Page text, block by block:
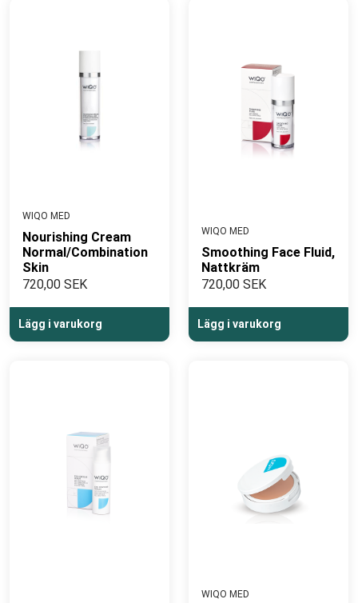
WIQO MED
Nourishing Cream
Normal/Combination
Skin
720,00 SEK
Lägg i varukorg
WIQO MED
Smoothing Face Fluid,
Nattkräm
720,00 SEK
Lägg i varukorg
WIQO MED